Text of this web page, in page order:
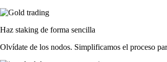
Haz staking de forma sencilla
Olvídate de los nodos. Simplificamos el proceso